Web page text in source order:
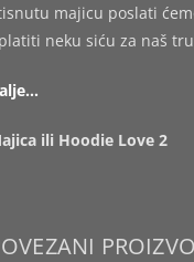
majicu poslati
neku siću za naš
ili Hoodie Love 2